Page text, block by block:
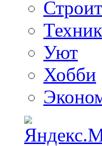
Уют
Хобби